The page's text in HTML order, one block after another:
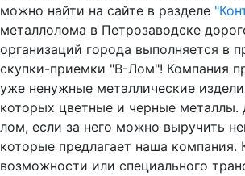
можно найти на сайте в разделе
металлолома в Петрозаводске
организаций города выполняется в
скупки-приемки "В-Лом"! Компания
уже ненужные металлические
которых цветные и черные металлы.
лом, если за него можно выручить
которые предлагает наша компания.
возможности или специального